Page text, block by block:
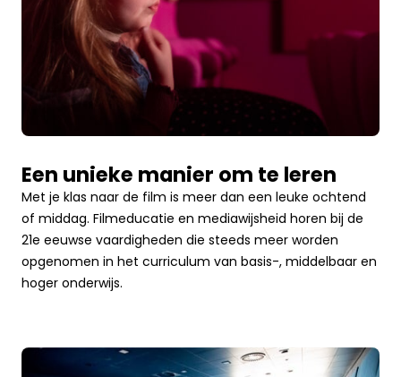
Een unieke manier om te leren
Met je klas naar de film is meer dan een leuke ochtend
of middag. Filmeducatie en mediawijsheid horen bij de
21e eeuwse vaardigheden die steeds meer worden
opgenomen in het curriculum van basis-, middelbaar en
hoger onderwijs.